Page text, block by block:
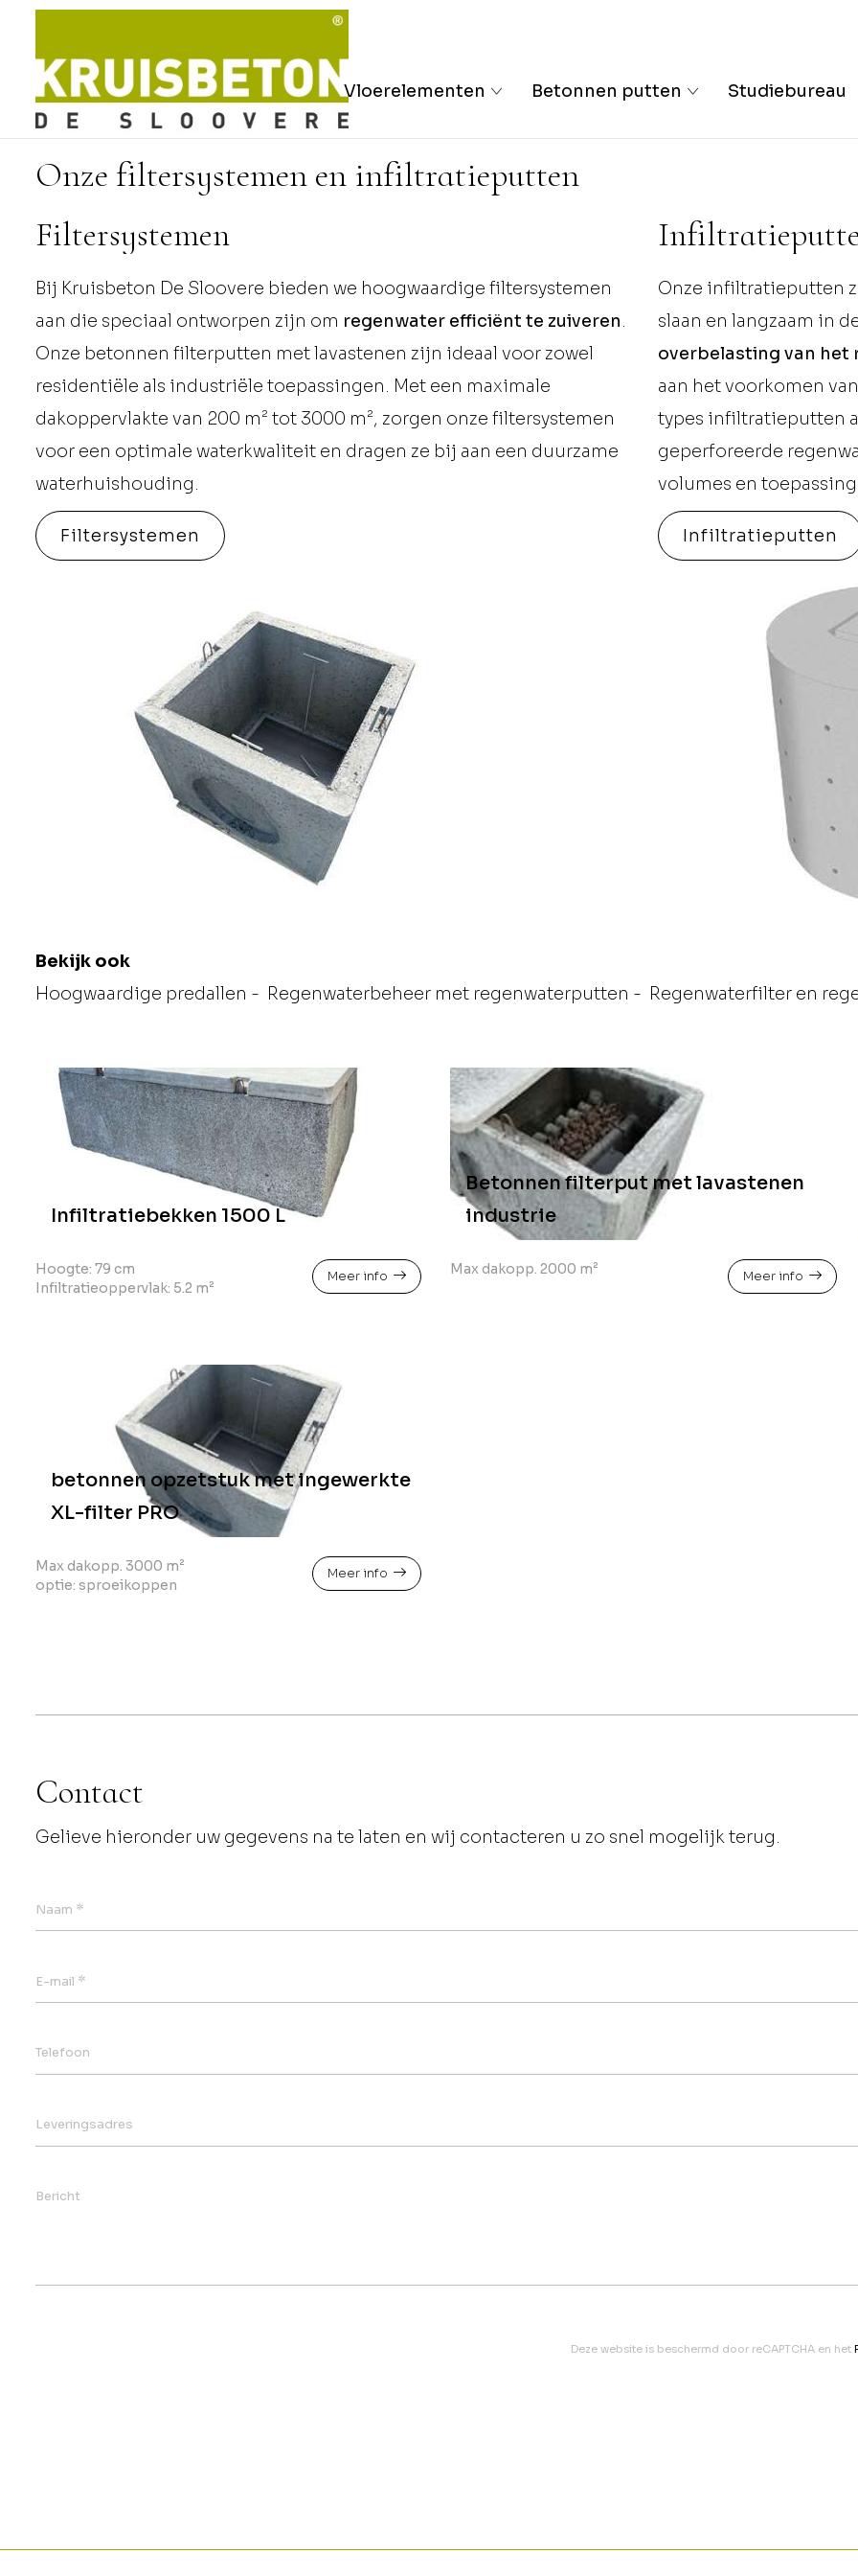
Vloerelementen Betonnen putten Studiebureau
Onze filtersystemen en infiltratieputten
Filtersystemen
Bij Kruisbeton De Sloovere bieden we hoogwaardige filtersystemen
aan die speciaal ontworpen zijn om regenwater efficiënt te zuiveren.
Onze betonnen filterputten met lavastenen zijn ideaal voor zowel
residentiële als industriële toepassingen. Met een maximale
dakoppervlakte van 200 m² tot 3000 m², zorgen onze filtersystemen
voor een optimale waterkwaliteit en dragen ze bij aan een duurzame
waterhuishouding.
Filtersystemen
Onze infiltratieputten
slaan en langzaam in
overbelasting van het
aan het voorkomen
types infiltratieputten
geperforeerde
volumes en
Infiltratieputten
Bekijk ook
Hoogwaardige predallen - Regenwaterbeheer met regenwaterputten - Regenwaterfilter en
Infiltratiebekken 1500 L
Hoogte: 79 cm
Infiltratieoppervlak: 5.2 m²
Meer info
Betonnen filterput met lavastenen
industrie
Max dakopp. 2000 m² Meer info
betonnen opzetstuk met ingewerkte
XL-filter PRO
Max dakopp. 3000 m²
optie: sproeikoppen
Meer info
Contact
Gelieve hieronder uw gegevens na te laten en wij contacteren u zo snel mogelijk terug.
Naam *
E-mail *
Telefoon
Leveringsadres
Bericht
Deze website is beschermd door reCAPTCHA en het